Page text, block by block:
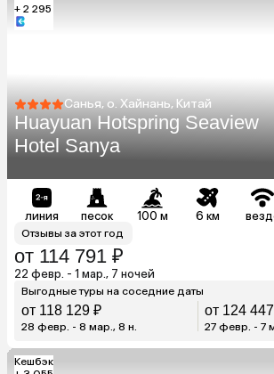
+ 2 295
Санья, о. Хайнань, Китай
Huayuan Hotspring Seaview
Hotel Sanya
линия песок 100 м 6 км
Отзывы за этот год
от 114 791 ₽
22 февр. - 1 мар., 7 ночей
Выгодные туры на соседние даты
от 118 129 ₽
28 февр. - 8 мар., 8 н.
от 124
27 февр. - 7
Кешбэк